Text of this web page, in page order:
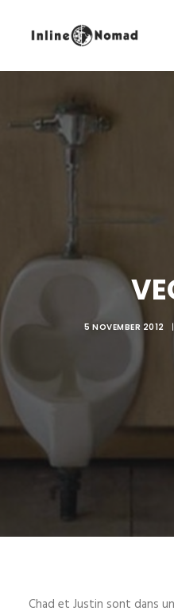
EN
5 NOVEMBER 2012 |
Chad et Justin sont dans